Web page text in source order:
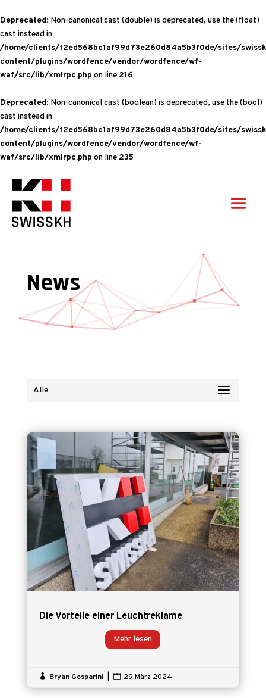
Deprecated: Non-canonical cast (double) is deprecated, use the (float)
cast instead in
/home/clients/f2ed568bc1af99d73e260d84a5b3f0de/sites/
content/plugins/wordfence/vendor/wordfence/wf-
waf/src/lib/xmlrpc.php on line 216
Deprecated: Non-canonical cast (boolean) is deprecated, use the (bool)
cast instead in
/home/clients/f2ed568bc1af99d73e260d84a5b3f0de/sites/
content/plugins/wordfence/vendor/wordfence/wf-
waf/src/lib/xmlrpc.php on line 235
News
Alle
Die Vorteile einer Leuchtreklame
Mehr lesen
 Bryan Gosparini  29 März 2024